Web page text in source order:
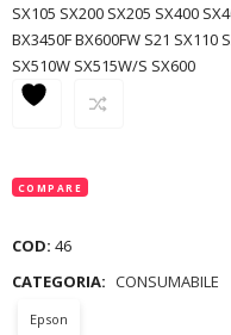
SX105 SX200 SX205 SX400
BX3450F BX600FW S21 SX110
SX510W SX515W/S SX600
COMPARE
COD: 46
CATEGORIA: CONSUMABILE
Epson